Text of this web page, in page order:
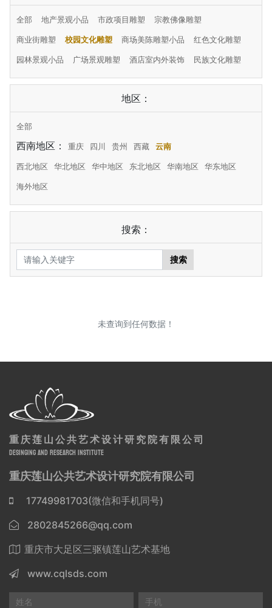
全部 地产景观小品 市政项目雕塑 宗教佛像雕塑
商业街雕塑 校园文化雕塑 商场美陈雕塑小品 红色文化雕塑
园林景观小品 广场景观雕塑 酒店室内外装饰 民族文化雕塑
地区：
全部
西南地区： 重庆 四川 贵州 西藏 云南
西北地区 华北地区 华中地区 东北地区 华南地区 华东地区
海外地区
搜索：
搜索
未查询到任何数据！
重庆莲山公共艺术设计研究院有限公司
DESINGING AND RESEARCH INSTITUTE
重庆莲山公共艺术设计研究院有限公司
17749981703(微信和手机同号)
2802845266@qq.com
重庆市大足区三驱镇莲山艺术基地
www.cqlsds.com